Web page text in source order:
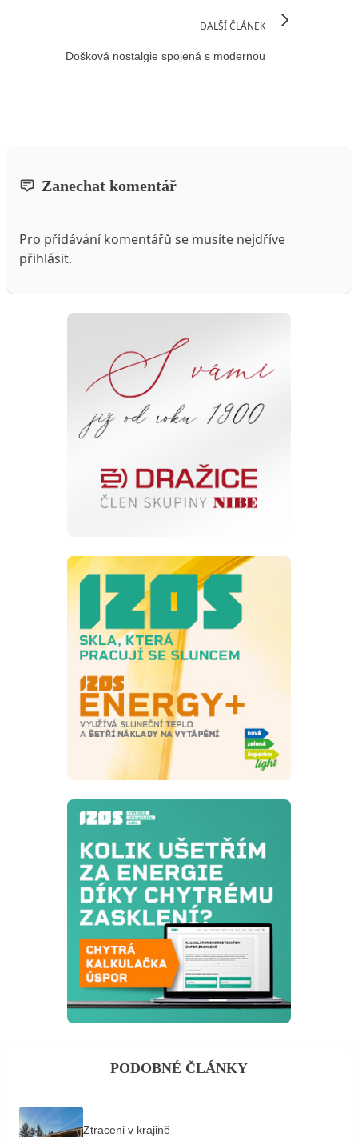
DALŠÍ ČLÁNEK
Došková nostalgie spojená s modernou
Zanechat komentář
Pro přidávání komentářů se musíte nejdříve
přihlásit.
PODOBNÉ ČLÁNKY
Ztraceni v krajině